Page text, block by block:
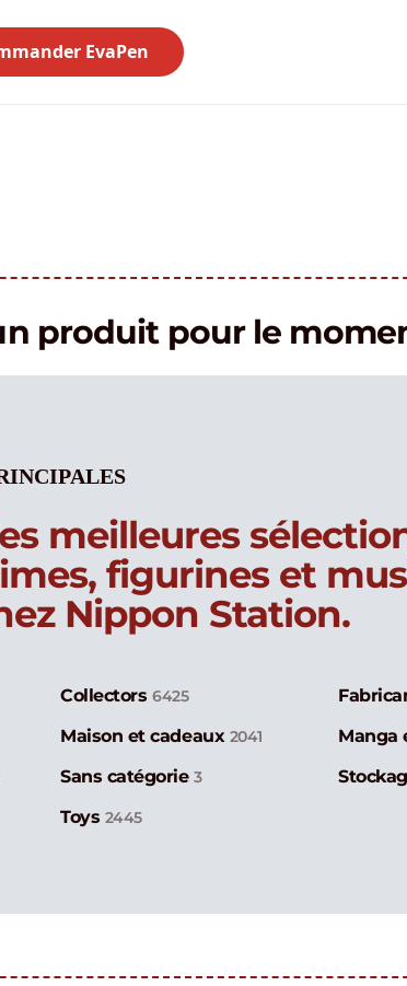
EvaPen
produit pour le
meilleures
figurines et
Nippon Station.
Collectors 6425
Maison et cadeaux 2041 Manga
Sans catégorie3
Toys 2445